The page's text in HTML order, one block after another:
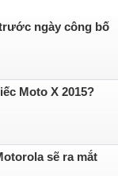
ngày công bố
Moto X 2015?
sẽ ra mắt